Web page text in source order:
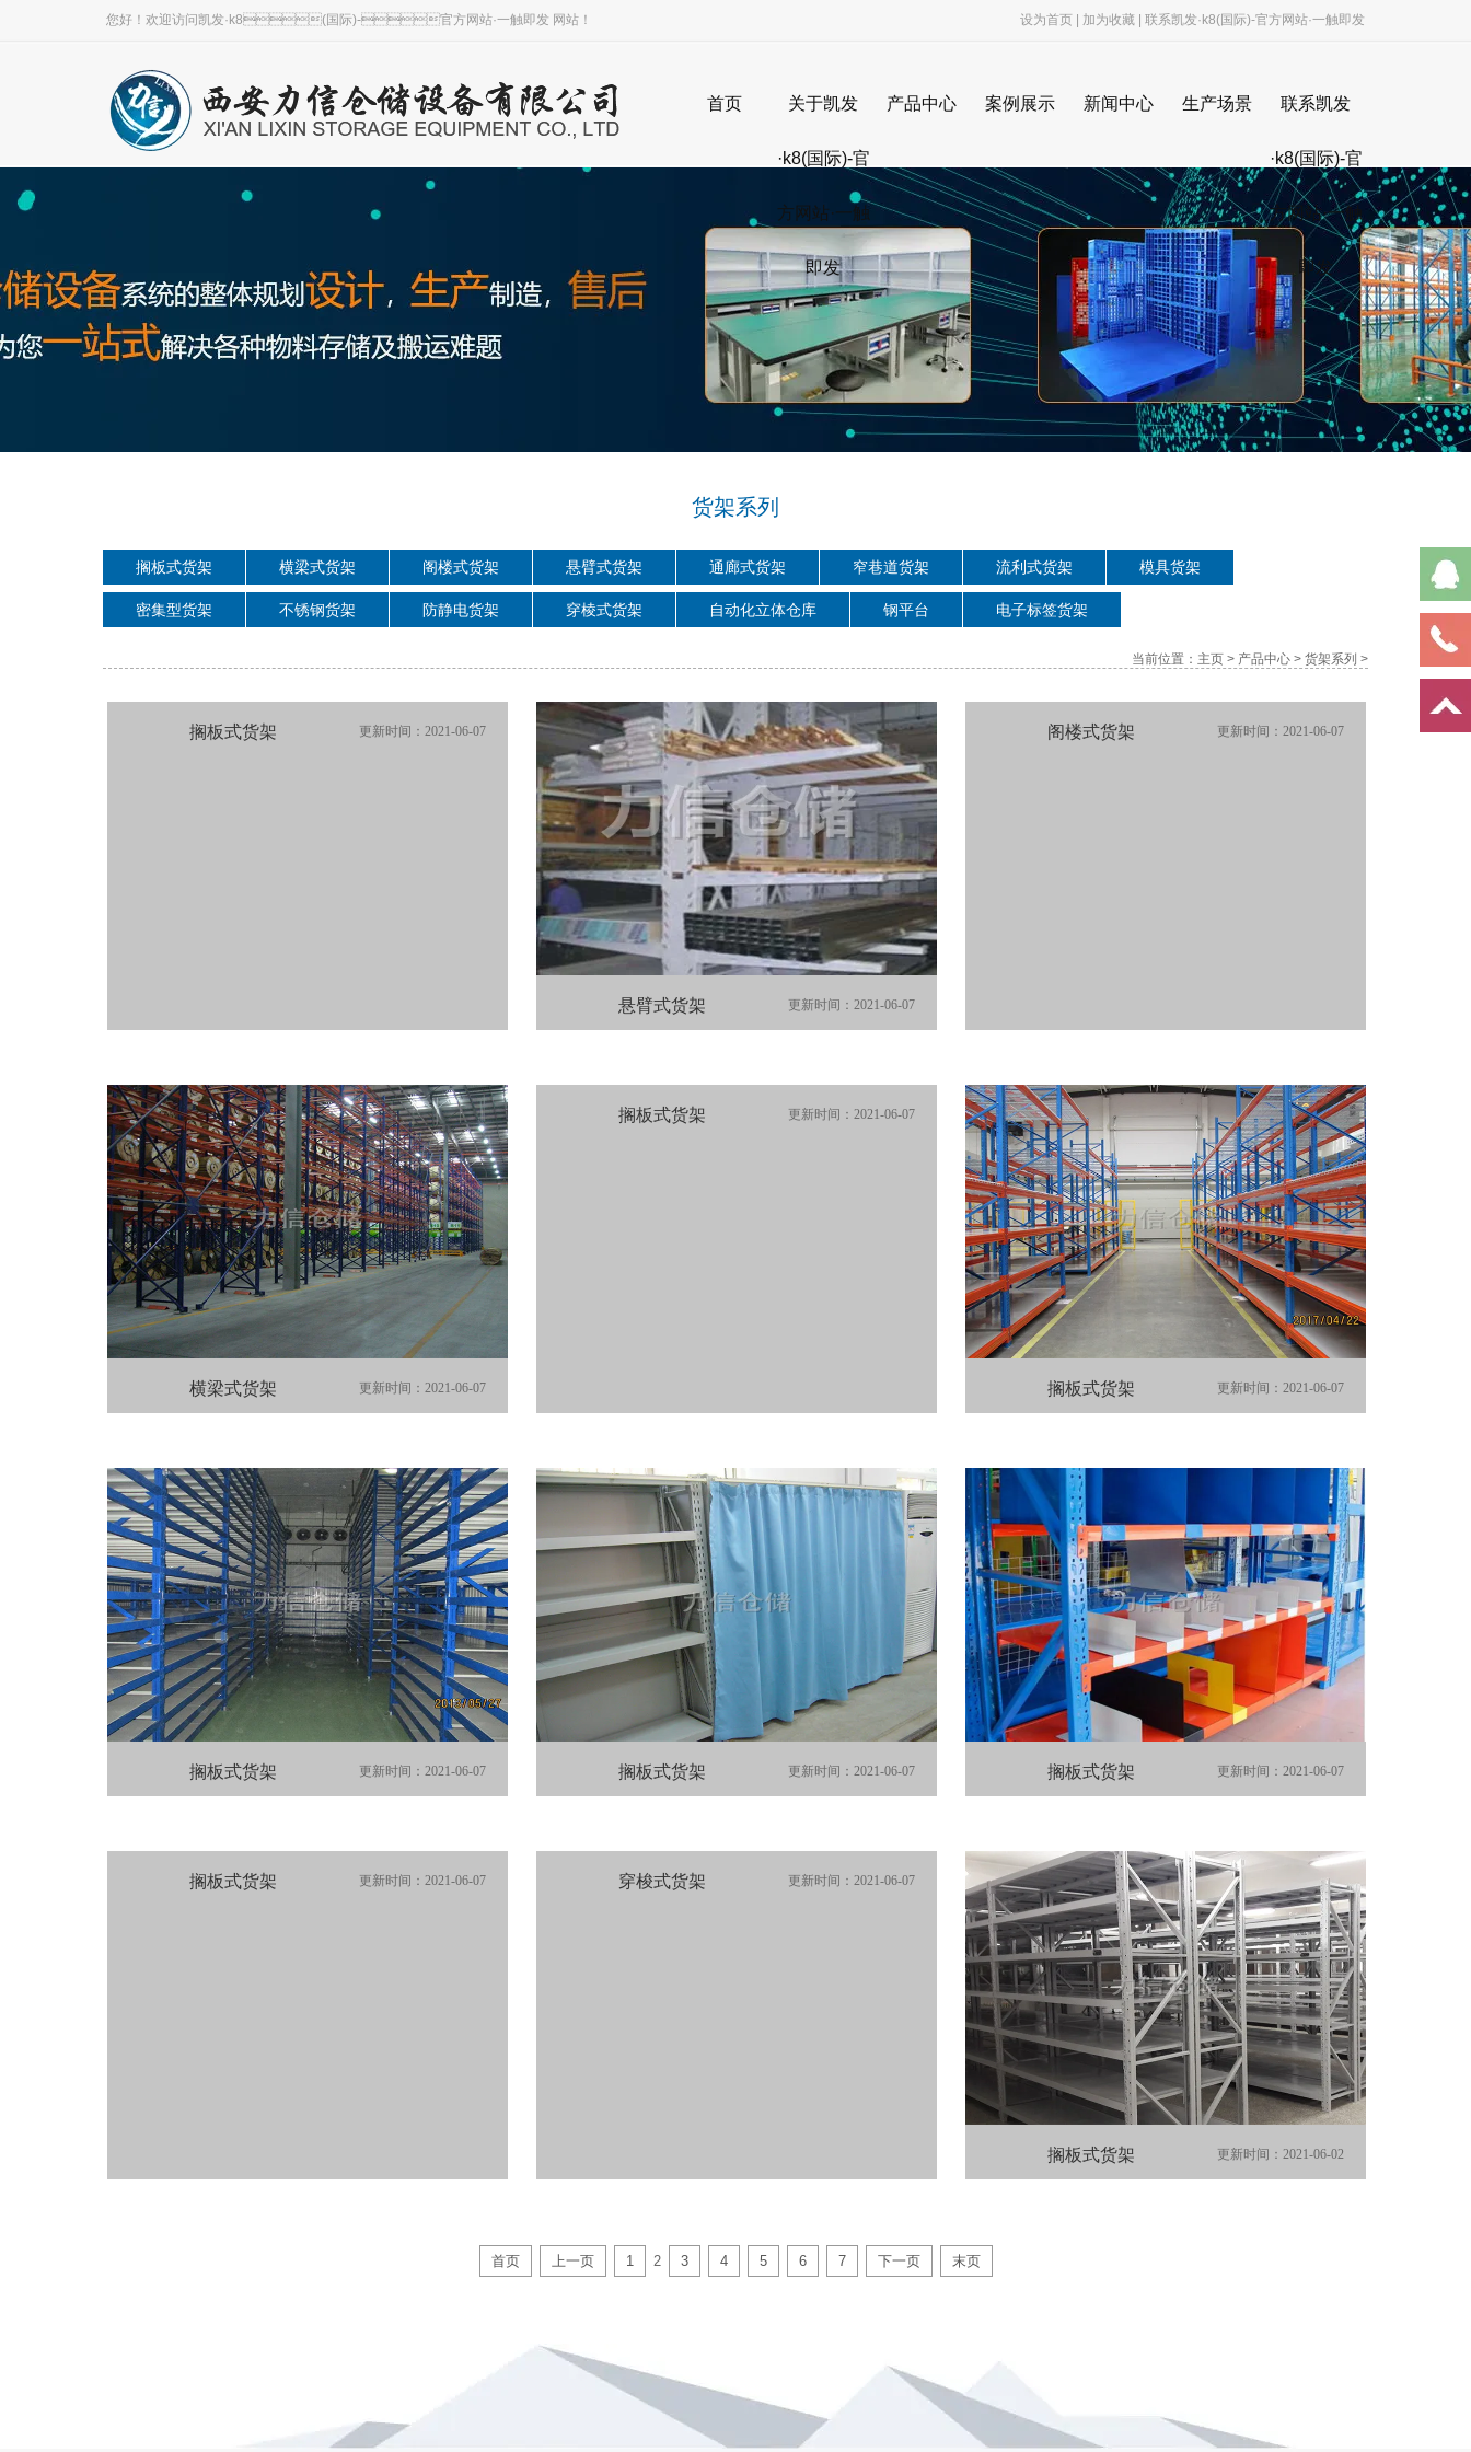
您好！欢迎访问凯发·k8(国际)-官方网站·一触即发 网站！ 设为首页 加为收藏 联系凯发·k8(国际)-官方网站·一触即发
首页 关于凯发
·k8(国际)-官
方网站·一触
即发
产品中心
车间围栏
塑料托盘
工位器具
防渗漏托盘
钢制托盘
木质托盘
登高车系列
叉车系列
洗地机系列
案例展示 新闻中心
公司新闻
行业新闻
生产场景
货架生产车间
塑料托盘生产车间
木托盘生产车间
叉车事业部
联系凯发
·k8(国际)-官
方网站·一触
即发
搁板式货架 横梁式货架 阁楼式货架 悬臂式货架 通廊式货架 窄巷道货架 流利式货架 模具货架
密集型货架 不锈钢货架 防静电货架 穿棱式货架 自动化立体仓库 钢平台 电子标签货架
货架系列
当前位置： 主页 > 产品中心 > 货架系列 >
搁板式货架 更新时间：2021-06-07
悬臂式货架 更新时间：2021-06-07
阁楼式货架 更新时间：2021-06-07
横梁式货架 更新时间：2021-06-07
搁板式货架 更新时间：2021-06-07
搁板式货架 更新时间：2021-06-07
搁板式货架 更新时间：2021-06-07 搁板式货架 更新时间：2021-06-07 搁板式货架 更新时间：2021-06-07
搁板式货架 更新时间：2021-06-07 穿梭式货架 更新时间：2021-06-07
搁板式货架 更新时间：2021-06-02
首页 上一页 1 2 3 4 5 6 7 下一页 末页